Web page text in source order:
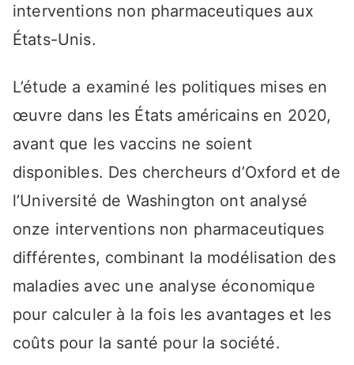
interventions non pharmaceutiques aux
États-Unis.
L’étude a examiné les politiques mises en
œuvre dans les États américains en 2020,
avant que les vaccins ne soient
disponibles. Des chercheurs d’Oxford et de
l’Université de Washington ont analysé
onze interventions non pharmaceutiques
différentes, combinant la modélisation des
maladies avec une analyse économique
pour calculer à la fois les avantages et les
coûts pour la santé pour la société.